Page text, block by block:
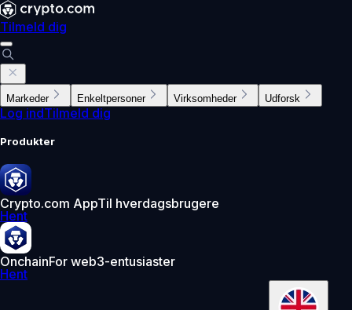
Tilmeld dig
Markeder Enkeltpersoner Virksomheder Udforsk
Log indTilmeld dig
Produkter
Crypto.com AppTil hverdagsbrugere
Hent
OnchainFor web3-entusiaster
Hent